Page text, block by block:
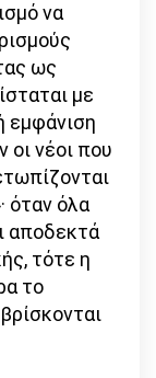
να
ως
με
εμφάνιση
οι νέοι που
όταν όλα
αποδεκτά
τότε η
το